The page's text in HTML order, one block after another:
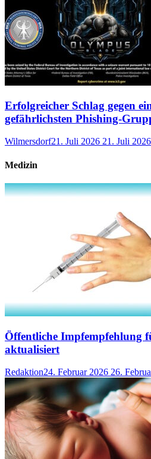
Erfolgreicher Schlag gegen
gefährlichsten Phishing-
Wilmersdorf21. Juli 2026 21. Juli 2026
Medizin
Öffentliche Impfempfehlung
aktualisiert
Redaktion24. Februar 2026 26.